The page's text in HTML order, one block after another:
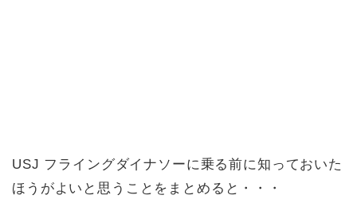
USJ フライングダイナソーに乗る前に知っておいた
ほうがよいと思うことをまとめると・・・